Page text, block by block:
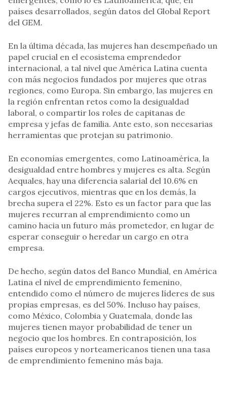
países desarrollados, según datos del Global Report
del GEM.
En la última década, las mujeres han desempeñado un
papel crucial en el ecosistema emprendedor
internacional, a tal nivel que América Latina cuenta
con más negocios fundados por mujeres que otras
regiones, como Europa. Sin embargo, las mujeres en
la región enfrentan retos como la desigualdad
laboral, o compartir los roles de capitanas de
empresa y jefas de familia. Ante esto, son necesarias
herramientas que protejan su patrimonio.
En economías emergentes, como Latinoamérica, la
desigualdad entre hombres y mujeres es alta. Según
Aequales, hay una diferencia salarial del 10.6% en
cargos ejecutivos, mientras que en los demás, la
brecha supera el 22%. Esto es un factor para que las
mujeres recurran al emprendimiento como un
camino hacia un futuro más prometedor, en lugar de
esperar conseguir o heredar un cargo en otra
empresa.
De hecho, según datos del Banco Mundial, en América
Latina el nivel de emprendimiento femenino,
entendido como el número de mujeres líderes de sus
propias empresas, es del 50%. Incluso hay países,
como México, Colombia y Guatemala, donde las
mujeres tienen mayor probabilidad de tener un
negocio que los hombres. En contraposición, los
países europeos y norteamericanos tienen una tasa
de emprendimiento femenino más baja.